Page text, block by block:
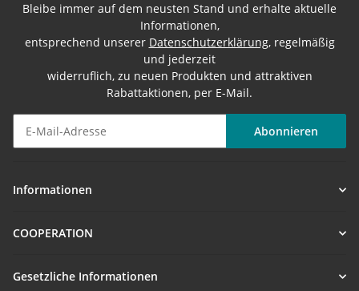
Bleibe immer auf dem neusten Stand und erhalte aktuelle
Informationen,
entsprechend unserer Datenschutzerklärung, regelmäßig
und jederzeit
widerruflich, zu neuen Produkten und attraktiven
Rabattaktionen, per E-Mail.
Abonnieren
Informationen
COOPERATION
Gesetzliche Informationen